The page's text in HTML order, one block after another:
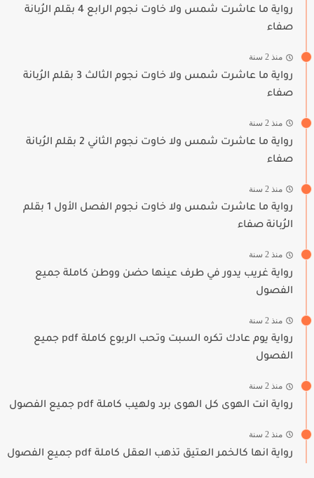
رواية ما عاشرت شمس ولا خاوت نجوم الرابع 4 بقلم الرُبانة
صفاء
منذ 2 سنة
رواية ما عاشرت شمس ولا خاوت نجوم الثالث 3 بقلم الرُبانة
صفاء
منذ 2 سنة
رواية ما عاشرت شمس ولا خاوت نجوم الثاني 2 بقلم الرُبانة
صفاء
منذ 2 سنة
رواية ما عاشرت شمس ولا خاوت نجوم الفصل الأول 1 بقلم
الرُبانة صفاء
منذ 2 سنة
رواية غريب يدور في طرف عينها حضن ووطن كاملة جميع
الفصول
منذ 2 سنة
رواية يوم عادك تكره السبت وتحب الربوع كاملة pdf جميع
الفصول
منذ 2 سنة
رواية انت الهوى كل الهوى برد ولهيب كاملة pdf جميع الفصول
منذ 2 سنة
رواية انها كالخمر العتيق تذهب العقل كاملة pdf جميع الفصول